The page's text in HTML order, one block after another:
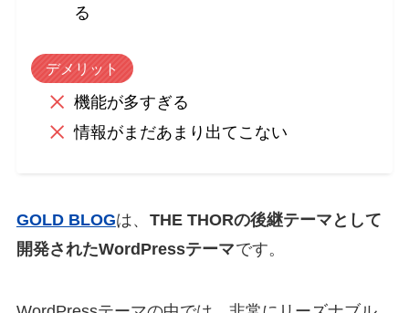
る
デメリット
機能が多すぎる
情報がまだあまり出てこない
GOLD BLOGは、 THE THORの後継テーマとして
開発されたWordPressテーマです。